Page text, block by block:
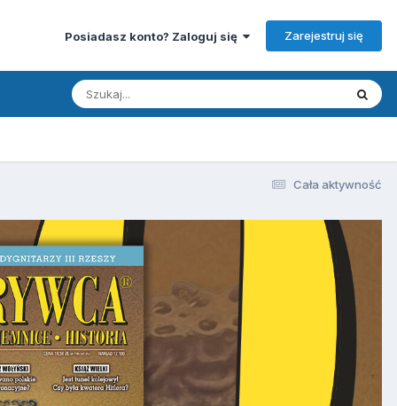
Posiadasz konto? Zaloguj się Zarejestruj się
Cała aktywność